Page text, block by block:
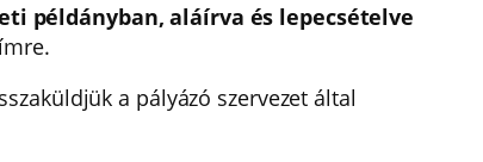
példányban, aláírva és lepecsételve
a pályázó szervezet által